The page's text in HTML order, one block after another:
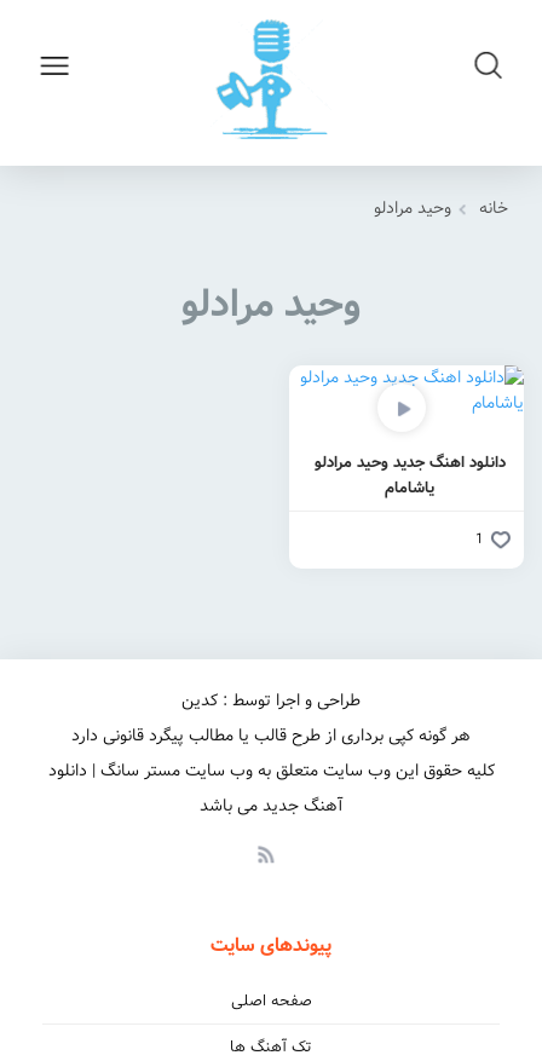
خانه وحید مرادلو
وحید مرادلو
دانلود اهنگ جدید وحید مرادلو
یاشامام
1
طراحی و اجرا توسط : کدین
هر گونه کپی برداری از طرح قالب یا مطالب پیگرد قانونی دارد
کلیه حقوق این وب سایت متعلق به وب سایت مستر سانگ | دانلود
آهنگ جدید می باشد
پیوندهای سایت
صفحه اصلی
تک آهنگ ها